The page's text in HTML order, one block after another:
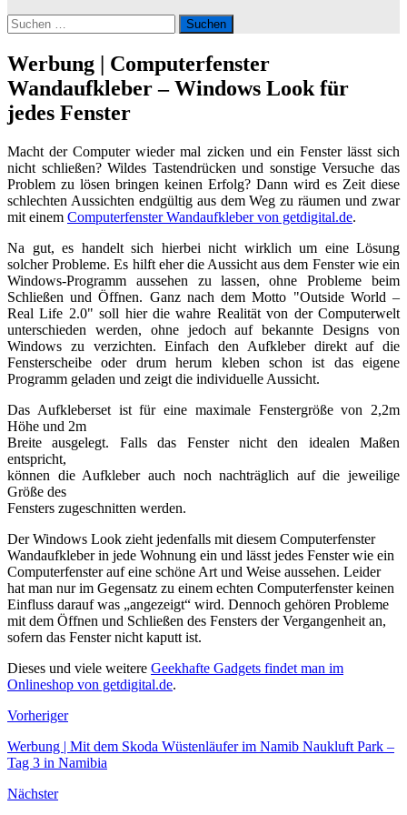
Suchen
nach:
Werbung | Computerfenster
Wandaufkleber – Windows Look für
jedes Fenster
Macht der Computer wieder mal zicken und ein Fenster lässt sich
nicht schließen? Wildes Tastendrücken und sonstige Versuche das
Problem zu lösen bringen keinen Erfolg? Dann wird es Zeit diese
schlechten Aussichten endgültig aus dem Weg zu räumen und zwar
mit einem Computerfenster Wandaufkleber von getdigital.de.
Na gut, es handelt sich hierbei nicht wirklich um eine Lösung
solcher Probleme. Es hilft eher die Aussicht aus dem Fenster wie ein
Windows-Programm aussehen zu lassen, ohne Probleme beim
Schließen und Öffnen. Ganz nach dem Motto "Outside World –
Real Life 2.0" soll hier die wahre Realität von der Computerwelt
unterschieden werden, ohne jedoch auf bekannte Designs von
Windows zu verzichten. Einfach den Aufkleber direkt auf die
Fensterscheibe oder drum herum kleben schon ist das eigene
Programm geladen und zeigt die individuelle Aussicht.
Das Aufkleberset ist für eine maximale Fenstergröße von 2,2m
Höhe und 2m
Breite ausgelegt. Falls das Fenster nicht den idealen Maßen
entspricht,
können die Aufkleber auch noch nachträglich auf die jeweilige
Größe des
Fensters zugeschnitten werden.
Der Windows Look zieht jedenfalls mit diesem Computerfenster
Wandaufkleber in jede Wohnung ein und lässt jedes Fenster wie ein
Computerfenster auf eine schöne Art und Weise aussehen. Leider
hat man nur im Gegensatz zu einem echten Computerfenster keinen
Einfluss darauf was „angezeigt“ wird. Dennoch gehören Probleme
mit dem Öffnen und Schließen des Fensters der Vergangenheit an,
sofern das Fenster nicht kaputt ist.
Dieses und viele weitere Geekhafte Gadgets findet man im
Onlineshop von getdigital.de.
Vorheriger
Werbung | Mit dem Skoda Wüstenläufer im Namib Naukluft Park –
Tag 3 in Namibia
Nächster